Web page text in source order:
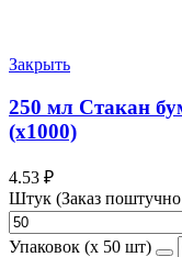
Закрыть
250 мл Стакан
(х1000)
4.53 ₽
Штук (Заказ
Упаковок (x 50 шт)